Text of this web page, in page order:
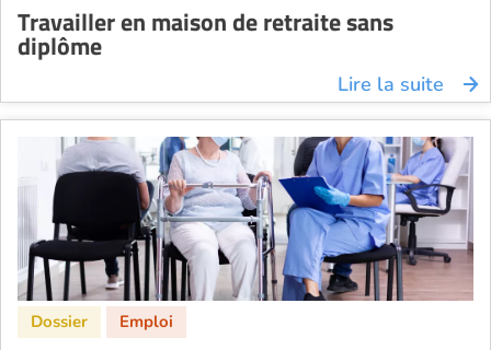
Travailler en maison de retraite sans
diplôme
Lire la suite